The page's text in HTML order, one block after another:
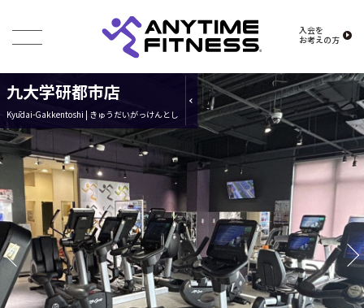
入会を
お考えの方
九大学研都市店
Kyūdai-Gakkentoshi | きゅうだいがっけんとし